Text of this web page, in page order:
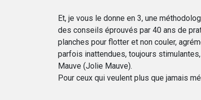
Et, je vous le donne en 3, une
des conseils éprouvés par 40 ans de
planches pour flotter et non couler,
parfois inattendues, toujours
Mauve (Jolie Mauve).
Pour ceux qui veulent plus que jamais